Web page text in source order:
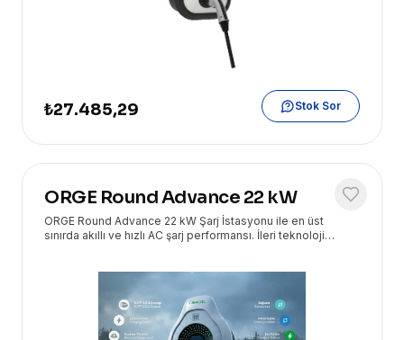
₺27.485,29 Stok Sor
ORGE Round Advance 22 kW
ORGE Round Advance 22 kW Şarj İstasyonu ile en üst
sınırda akıllı ve hızlı AC şarj performansı. İleri teknoloji